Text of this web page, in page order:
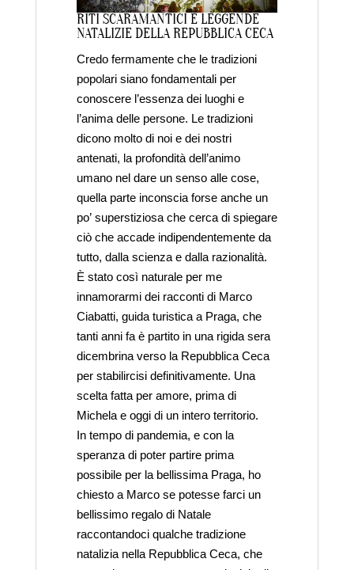
RITI SCARAMANTICI E LEGGENDE
NATALIZIE DELLA REPUBBLICA CECA
Credo fermamente che le tradizioni
popolari siano fondamentali per
conoscere l’essenza dei luoghi e
l’anima delle persone. Le tradizioni
dicono molto di noi e dei nostri
antenati, la profondità dell’animo
umano nel dare un senso alle cose,
quella parte inconscia forse anche un
po’ superstiziosa che cerca di spiegare
ciò che accade indipendentemente da
tutto, dalla scienza e dalla razionalità.
È stato così naturale per me
innamorarmi dei racconti di Marco
Ciabatti, guida turistica a Praga, che
tanti anni fa è partito in una rigida sera
dicembrina verso la Repubblica Ceca
per stabilircisi definitivamente. Una
scelta fatta per amore, prima di
Michela e oggi di un intero territorio.
In tempo di pandemia, e con la
speranza di poter partire prima
possibile per la bellissima Praga, ho
chiesto a Marco se potesse farci un
bellissimo regalo di Natale
raccontandoci qualche tradizione
natalizia nella Repubblica Ceca, che